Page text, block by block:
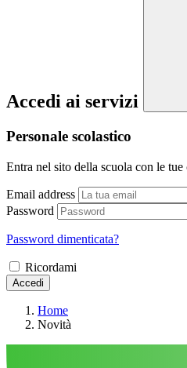
Accedi ai servizi
Personale scolastico
Entra nel sito della scuola con le
Email address
Password
Password dimenticata?
Ricordami
Accedi
Home
Novità